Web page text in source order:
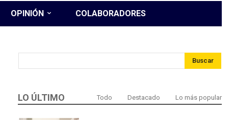
OPINIÓN COLABORADORES
Buscar
LO ÚLTIMO Todo Destacado Lo más popular